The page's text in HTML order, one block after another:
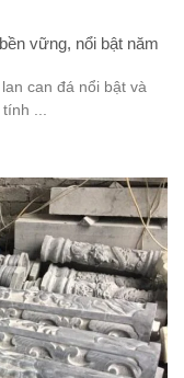
vững, nổi bật năm
can đá nổi bật và
...